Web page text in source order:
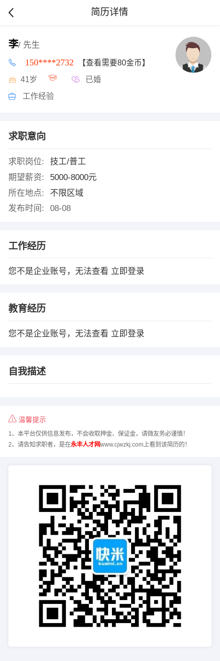
简历详情
李/ 先生
150****2732 【查看需要80金币】
41岁 已婚
工作经验
求职意向
求职岗位:
技工/普工
期望薪资:
5000-8000元
所在地点:
不限区域
发布时间:
08-08
工作经历
您不是企业账号，无法查看 立即登录
教育经历
您不是企业账号，无法查看 立即登录
自我描述
温馨提示
1、本平台仅供信息发布，不会收取押金、保证金，请微友务必谨慎！
2、请告知求职者，是在永丰人才网www.cjwzkj.com上看到该简历的！